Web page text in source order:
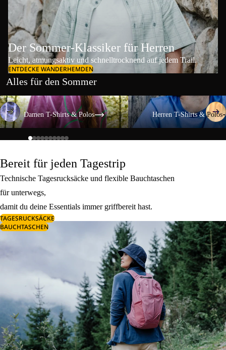
Der Sommer-Klassiker für Herren
Leicht, atmungsaktiv und schnelltrocknend auf jedem Trail.
ENTDECKE WANDERHEMDEN
Alles für den Sommer
Damen T-Shirts & Polos
Damen T-Shirts & Polos
Herren T-Shirts & Polos
Herren T-Shirts & Polos
Bereit für jeden Tagestrip
Technische Tagesrucksäcke und flexible Bauchtaschen
für unterwegs,
damit du deine Essentials immer griffbereit hast.
TAGESRUCKSÄCKE
BAUCHTASCHEN